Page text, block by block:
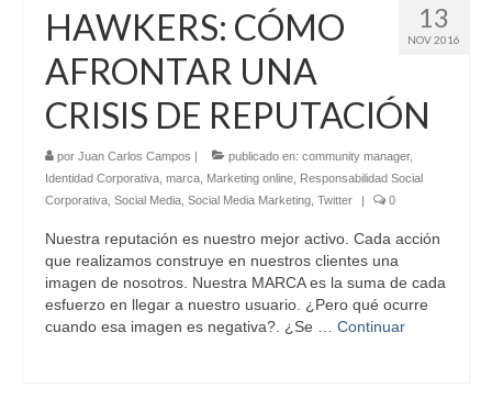
13
NOV 2016
HAWKERS: CÓMO
AFRONTAR UNA
CRISIS DE REPUTACIÓN
por Juan Carlos Campos publicado en: community manager,
Identidad Corporativa, marca, Marketing online, Responsabilidad Social
Corporativa, Social Media, Social Media Marketing, Twitter 0
Nuestra reputación es nuestro mejor activo. Cada acción
que realizamos construye en nuestros clientes una
imagen de nosotros. Nuestra MARCA es la suma de cada
esfuerzo en llegar a nuestro usuario. ¿Pero qué ocurre
cuando esa imagen es negativa?. ¿Se … Continuar